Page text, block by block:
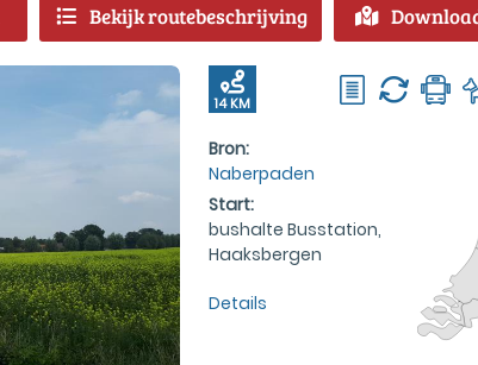
Bekijk routebeschrijving
14 KM
Bron:
Naberpaden
Start:
bushalte Busstation,
Haaksbergen
Details